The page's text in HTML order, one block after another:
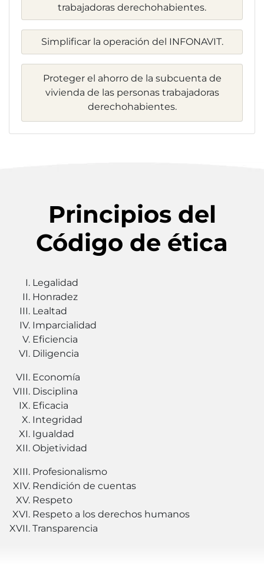
trabajadoras derechohabientes.
Simplificar la operación del INFONAVIT.
Proteger el ahorro de la subcuenta de
vivienda de las personas trabajadoras
derechohabientes.
Principios del
Código de ética
Legalidad
Honradez
Lealtad
Imparcialidad
Eficiencia
Diligencia
Economía
Disciplina
Eficacia
Integridad
Igualdad
Objetividad
Profesionalismo
Rendición de cuentas
Respeto
Respeto a los derechos humanos
Transparencia